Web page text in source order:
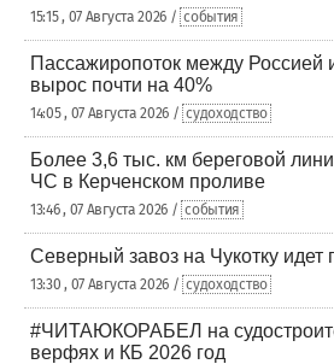
15:15 , 07 Августа 2026 / события
Пассажиропоток между Россией
вырос почти на 40%
14:05 , 07 Августа 2026 / судоходство
Более 3,6 тыс. км береговой
ЧС в Керченском проливе
13:46 , 07 Августа 2026 / события
Северный завоз на Чукотку идет
13:30 , 07 Августа 2026 / судоходство
#ЧИТАЮКОРАБЕЛ на
верфях и КБ 2026 год